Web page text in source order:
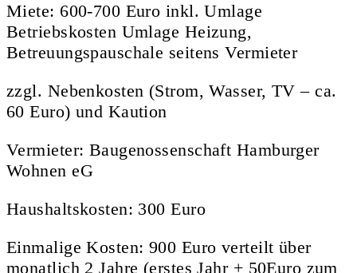
Miete: 600-700 Euro inkl. Umlage
Betriebskosten Umlage Heizung,
Betreuungspauschale seitens Vermieter
zzgl. Nebenkosten (Strom, Wasser, TV – ca.
60 Euro) und Kaution
Vermieter: Baugenossenschaft Hamburger
Wohnen eG
Haushaltskosten: 300 Euro
Einmalige Kosten: 900 Euro verteilt über
monatlich 2 Jahre (erstes Jahr + 50Euro zum